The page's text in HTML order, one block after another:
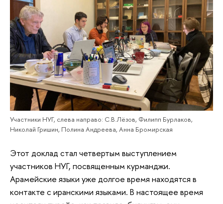
Участники НУГ, слева направо: С.В.Лёзов, Филипп Бурлаков,
Николай Гришин, Полина Андреева, Анна Бромирская
Этот доклад стал четвертым выступлением
участников НУГ, посвященным курманджи.
Арамейские языки уже долгое время находятся в
контакте с иранскими языками. В настоящее время